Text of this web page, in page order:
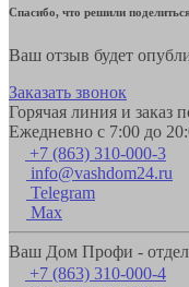
Спасибо, что решили
Ваш отзыв будет
Заказать звонок
Горячая линия и заказ
Ежедневно с 7:00 до
+7 (863) 310-000-3
info@vashdom24.ru
Telegram
Max
Ваш Дом Профи -
+7 (863) 310-000-4